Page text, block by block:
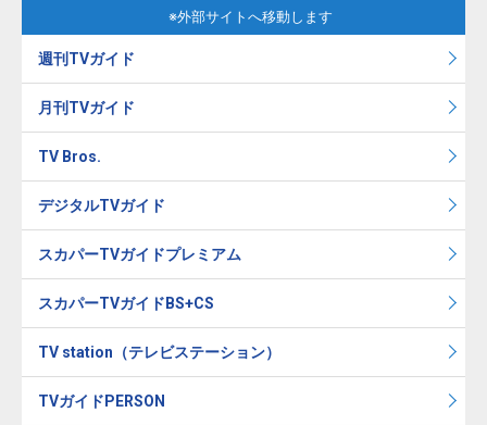
※外部サイトへ移動します
週刊TVガイド
月刊TVガイド
TV Bros.
デジタルTVガイド
スカパーTVガイドプレミアム
スカパーTVガイドBS+CS
TV station（テレビステーション）
TVガイドPERSON